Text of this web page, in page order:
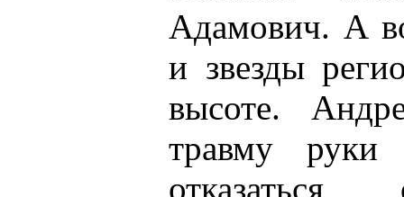
Адамович. А
и звезды
высоте.
травму